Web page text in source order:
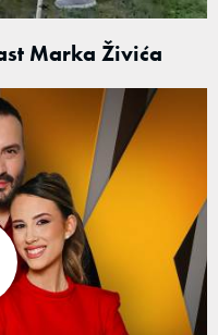
Marka Živića